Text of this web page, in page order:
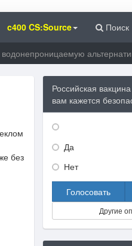
c400 CS:Source Поиск
без
Российская
вам кажется
Да
Нет
Голосовать
Другие